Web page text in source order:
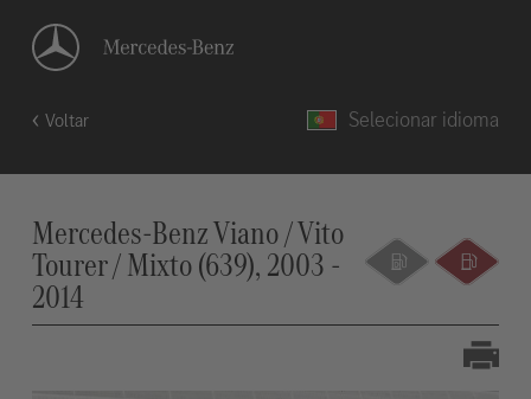
Voltar Selecionar idioma
Mercedes-Benz Viano / Vito
Tourer / Mixto (639), 2003 -
2014